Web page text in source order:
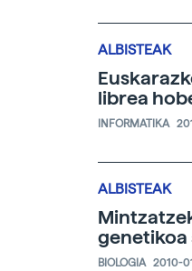
ALBISTEAK
librea
INFORMATIKA
ALBISTEAK
BIOLOGIA 2010-